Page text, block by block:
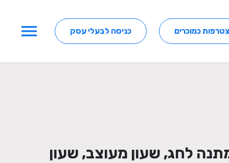
כמוכרים כניסה לבעלי עסק menu
בטון, מתנה לחג, שעון מעוצב, שעון